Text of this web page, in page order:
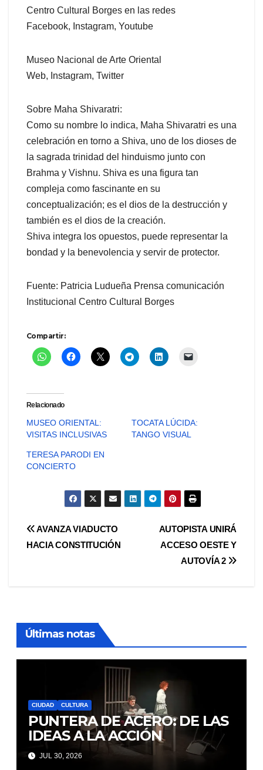
Centro Cultural Borges en las redes
Facebook, Instagram, Youtube
Museo Nacional de Arte Oriental
Web, Instagram, Twitter
Sobre Maha Shivaratri:
Como su nombre lo indica, Maha Shivaratri es una
celebración en torno a Shiva, uno de los dioses de
la sagrada trinidad del hinduismo junto con
Brahma y Vishnu. Shiva es una figura tan
compleja como fascinante en su
conceptualización; es el dios de la destrucción y
también es el dios de la creación.
Shiva integra los opuestos, puede representar la
bondad y la benevolencia y servir de protector.
Fuente: Patricia Ludueña Prensa comunicación
Institucional Centro Cultural Borges
Compartir:
Relacionado
MUSEO ORIENTAL:
VISITAS INCLUSIVAS
TOCATA LÚCIDA:
TANGO VISUAL
TERESA PARODI EN
CONCIERTO
Navegación
AUTOPISTA UNIRÁ
ACCESO OESTE Y
AUTOVÍA 2
AVANZA VIADUCTO
HACIA CONSTITUCIÓN
Últimas notas
CIUDAD CULTURA
PUNTERA DE ACERO: DE LAS
IDEAS A LA ACCIÓN
JUL 30, 2026